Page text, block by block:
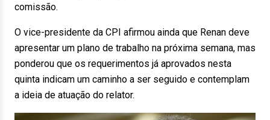
comissão.
O vice-presidente da CPI afirmou ainda que Renan deve
apresentar um plano de trabalho na próxima semana, mas
ponderou que os requerimentos já aprovados nesta
quinta indicam um caminho a ser seguido e contemplam
a ideia de atuação do relator.